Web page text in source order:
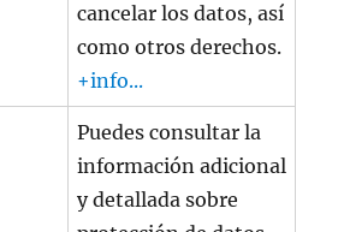
cancelar los datos, así
como otros derechos.
+info...
Puedes consultar la
información adicional
y detallada sobre